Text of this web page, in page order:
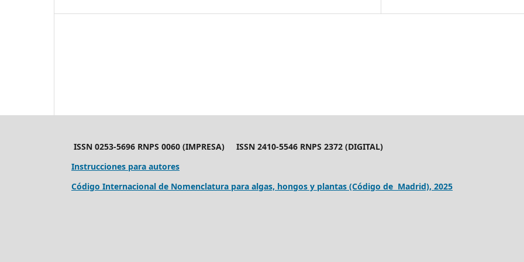
ISSN 0253-5696 RNPS 0060 (IMPRESA) ISSN 2410-5546 RNPS 2372 (DIGITAL)
Instrucciones para autores
Código Internacional de Nomenclatura para algas, hongos y plantas (Código de Madrid), 2025